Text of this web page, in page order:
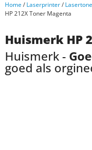
Home/ Laserprinter/
HP 212X Toner Magenta
Huismerk HP
Huismerk -
goed als